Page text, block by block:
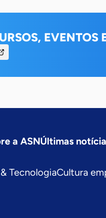
EVENTOS
a ASNÚltimas
TecnologiaCultura